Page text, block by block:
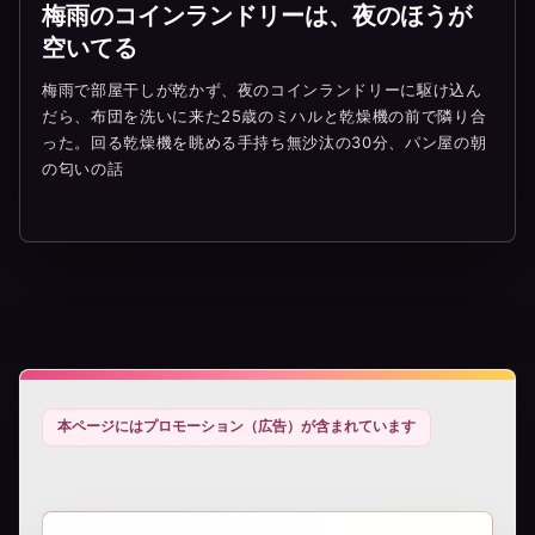
梅雨のコインランドリーは、夜のほうが
空いてる
梅雨で部屋干しが乾かず、夜のコインランドリーに駆け込ん
だら、布団を洗いに来た25歳のミハルと乾燥機の前で隣り合
った。回る乾燥機を眺める手持ち無沙汰の30分、パン屋の朝
の匂いの話
本ページにはプロモーション（広告）が含まれています